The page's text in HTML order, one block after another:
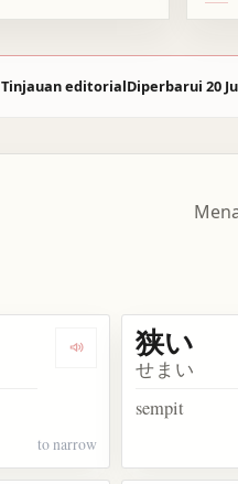
Tinjauan editorialDiperbarui 20
Dengarkan kosakata 狭
to narrow
狭い
せまい
sempit